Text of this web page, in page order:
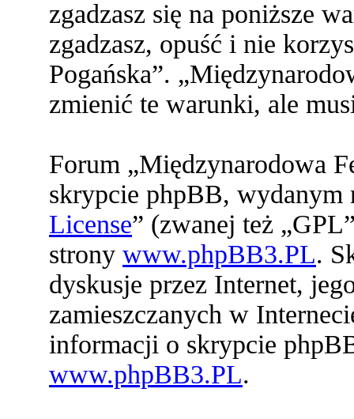
zgadzasz się na poniższe
zgadzasz, opuść i nie
Pogańska”.
zmienić te warunki, ale
Forum „Międzynarodowa
skrypcie phpBB, wydanym
License” (zwanej też
strony www.phpBB3.PL.
dyskusje przez Internet,
zamieszczanych w
informacji o skrypcie
www.phpBB3.PL.